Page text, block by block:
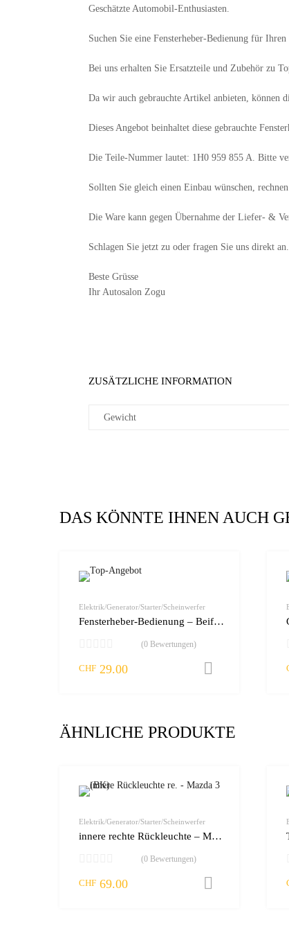
Geschätzte Automobil-Enthusiasten.
Suchen Sie eine Fensterheber-Bedienung für
Bei uns erhalten Sie Ersatzteile und Zubehör zu
Da wir auch gebrauchte Artikel anbieten, können
Dieses Angebot beinhaltet diese gebrauchte
Die Teile-Nummer lautet: 1H0 959 855 A. Bitte
Sollten Sie gleich einen Einbau wünschen,
Die Ware kann gegen Übernahme der Liefer- &
Schlagen Sie jetzt zu oder fragen Sie uns direkt an.
Beste Grüsse
Ihr Autosalon Zogu
ZUSÄTZLICHE INFORMATION
Gewicht
DAS KÖNNTE IHNEN AUCH
Elektrik/Generator/Starter/Scheinwerfer
Fensterheber-Bedienung – Beifahrertüre – VW Golf/Passat
(0 Bewertungen)
CHF 29.00 In den
ÄHNLICHE PRODUKTE
Elektrik/Generator/Starter/Scheinwerfer
innere rechte Rückleuchte – Mazda 3 (BK)
(0 Bewertungen)
CHF 69.00 In den